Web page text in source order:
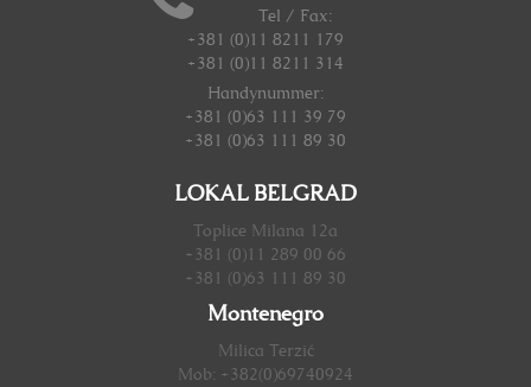
Tel / Fax:
+381 (0)11 8211 179
+381 (0)11 8211 314
Handynummer:
+381 (0)63 111 39 79
+381 (0)63 111 89 30
LOKAL BELGRAD
Toplice Milana 12a
+381 (0)11 289 00 66
+381 (0)63 111 89 30
Montenegro
Milica Terzić
Mob: +382(0)69740924